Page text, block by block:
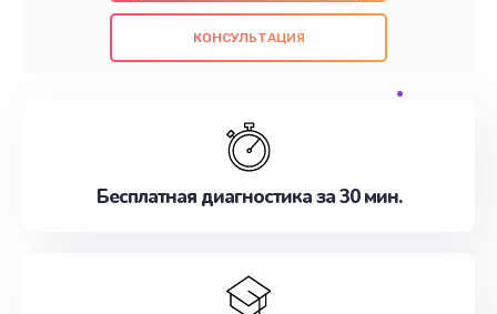
также гарантируем качество всех
проведенных работ. Наша цель - предоставить
обслуживание, удовлетворяя их потребности
наилучшим образом. Не медлите записаться на
КОНСУЛЬТАЦИЯ
Бесплатная диагностика за 30 мин.